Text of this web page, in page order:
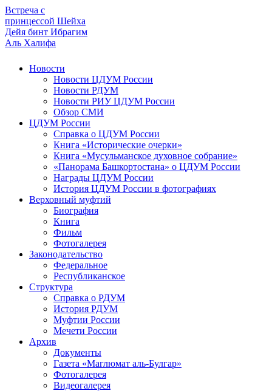
Встреча с
принцессой Шейха
Дейя бинт Ибрагим
Аль Халифа
Новости
Новости ЦДУМ России
Новости РДУМ
Новости РИУ ЦДУМ России
Обзор СМИ
ЦДУМ России
Справка о ЦДУМ России
Книга «Исторические очерки»
Книга «Мусульманское духовное собрание»
«Панорама Башкортостана» о ЦДУМ России
Награды ЦДУМ России
История ЦДУМ России в фотографиях
Верховный муфтий
Биография
Книга
Фильм
Фотогалерея
Законодательство
Федеральное
Республиканское
Структура
Справка о РДУМ
История РДУМ
Муфтии России
Мечети России
Архив
Документы
Газета «Маглюмат аль-Булгар»
Фотогалерея
Видеогалерея